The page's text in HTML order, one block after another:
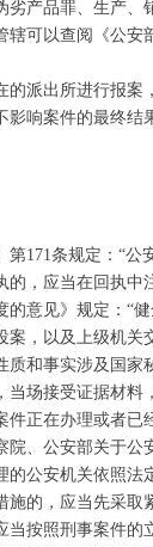
产品罪、生产、
可以查阅《公安
派出所进行报案
响案件的最终结
第171条规定：“
，应当在回执中
的意见》规定：
案，以及上级机
质和事实涉及国
当场接受证据材
正在办理或者已
、公安部关于
公安机关依照
的，应当先采取
当按照刑事案件